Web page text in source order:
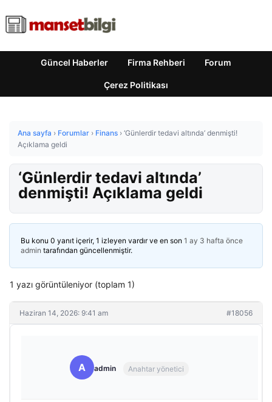
Güncel Haberler Firma Rehberi Forum
Çerez Politikası
Ana sayfa › Forumlar › Finans › ‘Günlerdir tedavi altında’ denmişti!
Açıklama geldi
‘Günlerdir tedavi altında’
denmişti! Açıklama geldi
Bu konu 0 yanıt içerir, 1 izleyen vardır ve en son 1 ay 3 hafta önce
admin tarafından güncellenmiştir.
1 yazı görüntüleniyor (toplam 1)
Haziran 14, 2026: 9:41 am #18056
A admin Anahtar yönetici